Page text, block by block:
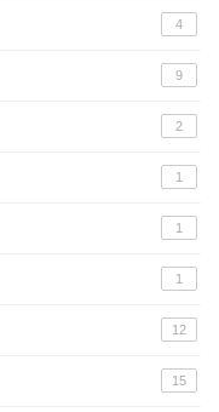
4
9
2
1
1
1
12
15